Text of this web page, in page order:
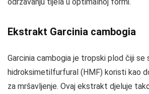
Ekstrakt Garcinia cambogia
Garcinia cambogia je tropski plod čiji se
hidroksimetilfurfural (HMF) koristi kao
za mršavljenje. Ovaj ekstrakt djeluje